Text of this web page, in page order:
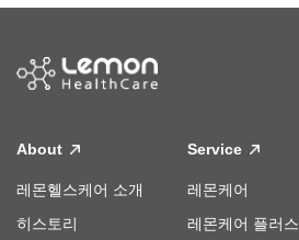
About
레몬헬스케어 소개
히스토리
Service
레몬케어
레몬케어 플러스